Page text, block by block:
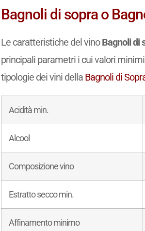
Bagnoli di sopra o
Le caratteristiche del vinoBagnoli di
principali parametri i cui valori
tipologie dei vini della Bagnoli di
Acidità min.
Alcool
Composizione vino
Estratto secco min.
Affinamento minimo